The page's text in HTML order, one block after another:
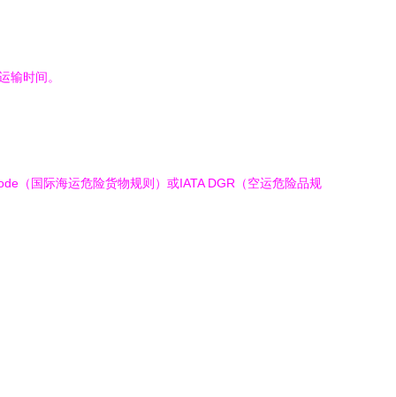
输时间。
（国际海运危险货物规则）或IATA DGR（空运危险品规